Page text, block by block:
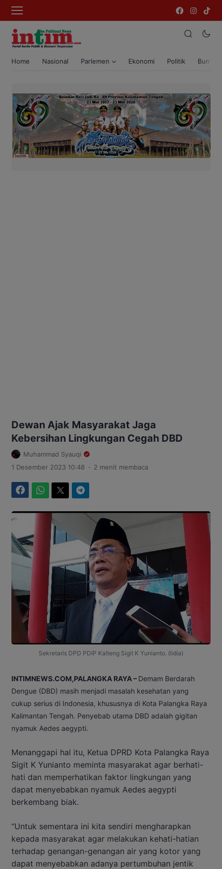
Home Nasional Parlemen Ekonomi Politik Bumi
Dewan Ajak Masyarakat Jaga
Kebersihan Lingkungan Cegah DBD
Muhammad Syauqi
1 Desember 2023 10:48 . 2 menit membaca
Sekretaris DPD PDIP Kalteng Sigit K Yunianto. (lidia)
INTIMNEWS.COM,PALANGKA RAYA – Demam Berdarah
Dengue (DBD) masih menjadi masalah kesehatan yang
cukup serius di Indonesia, khususnya di Kota Palangka Raya
Kalimantan Tengah. Penyebab utama DBD adalah gigitan
nyamuk Aedes aegypti.
Menanggapi hal itu, Ketua DPRD Kota Palangka Raya
Sigit K Yunianto meminta masyarakat agar berhati-
hati dan memperhatikan faktor lingkungan yang
dapat menyebabkan nyamuk Aedes aegypti
berkembang biak.
“Untuk sementara ini kita sendiri mengharapkan
kepada masyarakat agar melakukan kehati-hatian
terhadap genangan-genangan air yang kotor yang
dapat menyebabkan adanya pertumbuhan jentik